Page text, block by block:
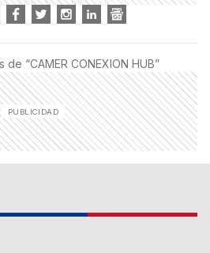
de “CAMER CONEXION HUB”